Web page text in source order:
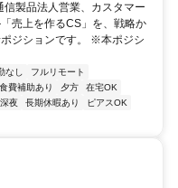
製品法人営業、カスタマー
売上を作るCS」を、戦略か
ジションです。 ※本ポジシ
なし
フルリモート
食費補助あり 夕方
在宅OK
深夜 長期休暇あり
ピアスOK